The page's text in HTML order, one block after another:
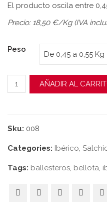
El producto oscila entre
Precio: 18,50 €/Kg (IVA
Peso
Salchichón cular ibérico
AÑADIR AL
Sku: 008
Categories: Ibérico,
Tags: ballesteros, bellota,